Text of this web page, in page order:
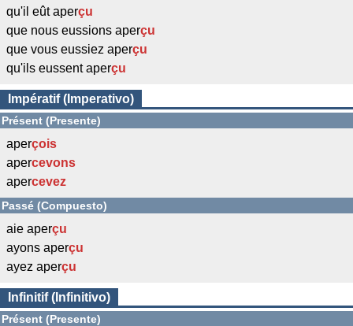
qu'il eût aperçu
que nous eussions aperçu
que vous eussiez aperçu
qu'ils eussent aperçu
Impératif (Imperativo)
Présent (Presente)
aperçois
apercevons
apercevez
Passé (Compuesto)
aie aperçu
ayons aperçu
ayez aperçu
Infinitif (Infinitivo)
Présent (Presente)